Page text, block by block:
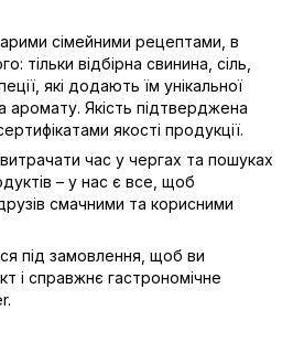
сімейними рецептами, в
тільки відбірна свинина, сіль,
які додають їм унікальної
аромату. Якість підтверджена
якості продукції.
час у чергах та пошуках
– у нас є все, щоб
смачними та корисними
під замовлення, щоб ви
і справжнє гастрономічне